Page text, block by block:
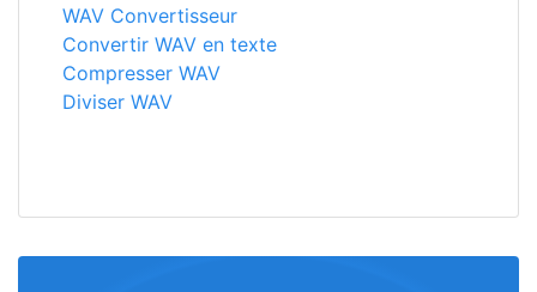
WAV Convertisseur
Convertir WAV en texte
Compresser WAV
Diviser WAV